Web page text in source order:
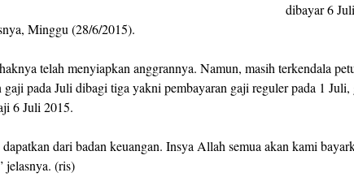
dibayar 6
Minggu (28/6/2015).
telah menyiapkan anggrannya. Namun, masih terkendala
gaji pada Juli dibagi tiga yakni pembayaran gaji reguler pada 1
6 Juli 2015.
dari badan keuangan. Insya Allah semua akan kami
jelasnya. (ris)